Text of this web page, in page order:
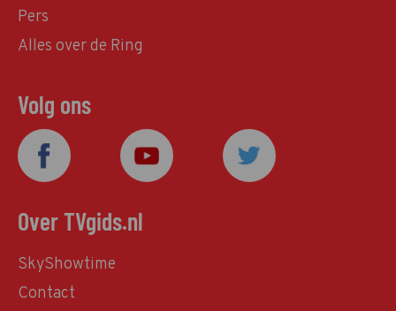
Pers
Alles over de Ring
Volg ons
Over TVgids.nl
SkyShowtime
Contact